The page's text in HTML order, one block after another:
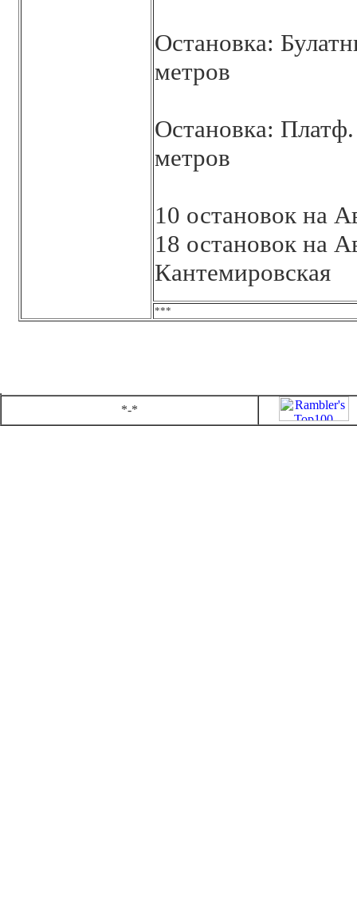
Остановка:
метров
Остановка:
метров
10 остановок на
18 остановок на
Кантемировская
***
*-*